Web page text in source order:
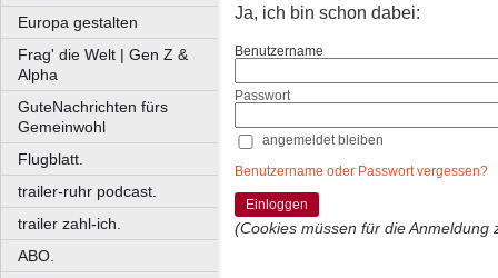
Europa gestalten
Frag' die Welt | Gen Z &
Alpha
GuteNachrichten fürs
Gemeinwohl
Flugblatt.
trailer-ruhr podcast.
trailer zahl-ich.
ABO.
Ja, ich bin schon dabei:
Benutzername
Passwort
angemeldet bleiben
Benutzername oder Passwort vergessen?
Einloggen
(Cookies müssen für die Anmeldung